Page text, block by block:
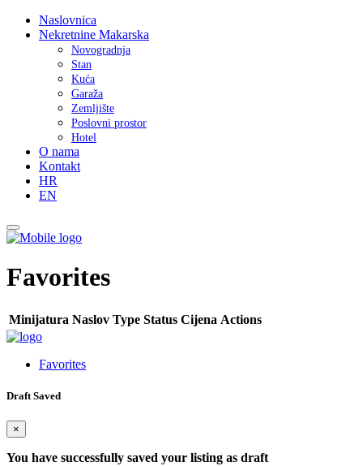
Naslovnica
Nekretnine Makarska
Novogradnja
Stan
Kuća
Garaža
Zemljište
Poslovni prostor
Hotel
O nama
Kontakt
HR
EN
Favorites
Minijatura Naslov Type Status Cijena Actions
Favorites
Draft Saved
×
You have successfully saved your listing as draft